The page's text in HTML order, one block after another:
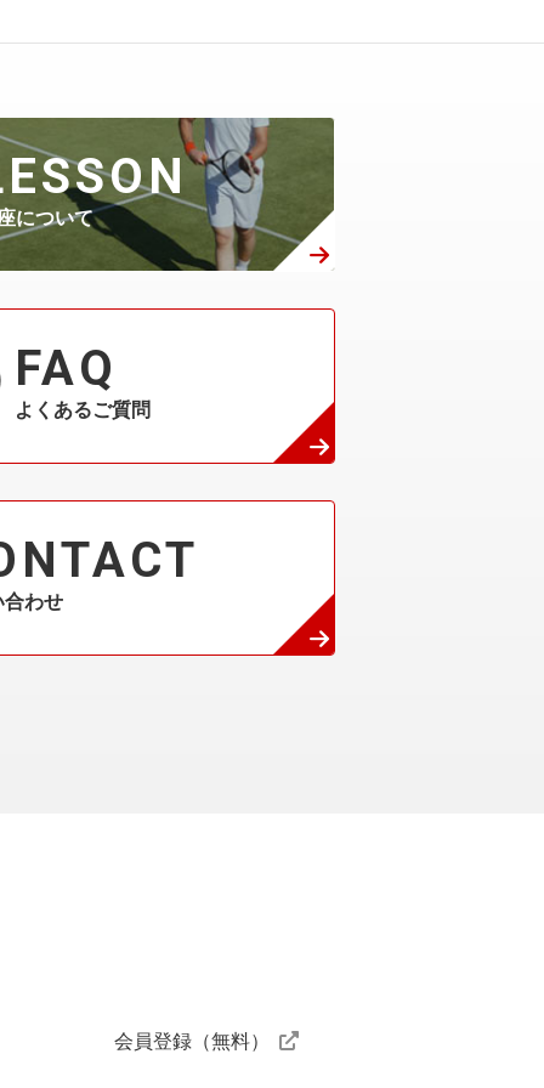
1月(418)
2月(271)
1月(374)
3月(230)
2月(179)
1月(231)
4月(144)
3月(139)
2月(109)
5月(32)
4月(45)
3月(76)
1月(42)
について
FAQ
よくあるご質問
合わせ
会員登録（無料）